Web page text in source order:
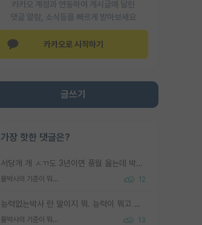
카카오 계정과 연동하여 게시글에 달린
댓글 알람, 소식등을 빠르게 받아보세요
카카오로 시작하기
글쓰기
가장 핫한 댓글은?
서당개 개 ㅅㄲ도 3년이면 풍월 읊는데 박사 5년 이상 대리고 있으면서 물된건 교수 탓 맞는ㄱ게 거기가 서당이 아니란 소리임
물박사의 기준이 뭐임? 12
능력없는박사 란 말이지 뭐. 능력이 뭐고 능력이 있다는게 뭔지는 사람마다 기준이 다르니까 얘기해봐야 서로 자기 기준만 얘기해서 논쟁이 끝이 안나고. 주위에서 능력있고 야심있는 신입생이 교수가 유의미한 피드백을 아예 안주면서 제대로된 과제에 참여해볼 기회도 제공하지 않고 잡일 뺑뺑이만 돌려서 맨날 단순작업만 하면서 밤새다가 눈빛이 점점 죽어가는걸 본 사람은 물박사는 교수탓이라고 하고, 교수는 이것저것 알려도 주고 기회도 주고 사수 동기 붙여주면서 어떻게든 끌고가려고 하는데 본인이 매일 뺀질거리면서 출근 하는둥마는둥 하다가 기껏 와서도 폰이나 쳐다보다가 실험 망치고 저녁약속있어서 먼저 가볼게요~ 하는걸 본 사람은 물박사는 본인탓이라고 함.
물박사의 기준이 뭐임? 13